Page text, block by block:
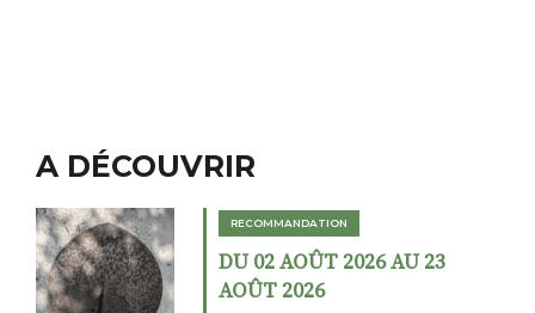
A DÉCOUVRIR
RECOMMANDATION
DU 02 AOÛT 2026 AU 23
AOÛT 2026